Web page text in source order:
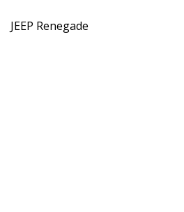
JEEP Renegade